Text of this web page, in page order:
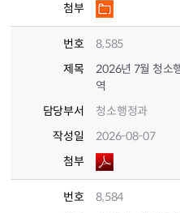
첨부
번호
8,585
제목
2026년 7월 청소
역
담당부서
청소행정과
작성일
2026-08-07
첨부
번호
8,584